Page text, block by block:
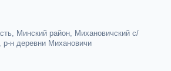
Минский район, Михановичский с/
н деревни Михановичи